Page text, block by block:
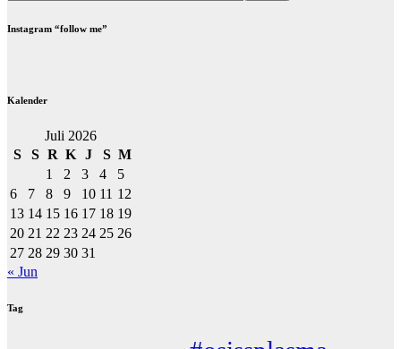
Instagram “follow me”
Kalender
Juli 2026
S
S R K J S M
1
2 3 4
5
6
7 8 9 10 11 12
13 14 15 16 17 18 19
20 21 22 23 24 25 26
27 28 29 30 31
« Jun
Tag